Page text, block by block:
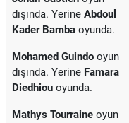
dışında. Yerine Abdoul
Kader Bamba oyunda.
Mohamed Guindo oyun
dışında. Yerine Famara
Diedhiou oyunda.
Mathys Tourraine oyun